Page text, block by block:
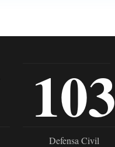
103
Defensa Civil